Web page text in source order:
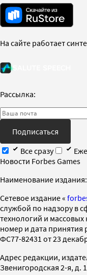
На сайте работает
Рассылка:
Подписаться
Все сразу
Новости Forbes Games
Наименование издания:
Cетевое издание «
службой по надзору в
технологий и
номер и дата
ФС77-82431 от 23
Адрес редакции,
Звенигородская 2-я, д.